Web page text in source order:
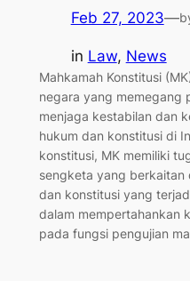
Feb 27, 2023—
in Law, News
Mahkamah Konstitusi
negara yang memegang
menjaga kestabilan dan
hukum dan konstitusi di
konstitusi, MK memiliki
sengketa yang berkaitan
dan konstitusi yang
dalam mempertahankan
pada fungsi pengujian